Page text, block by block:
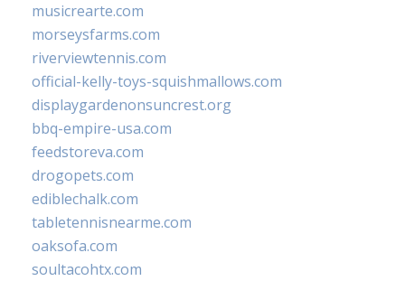
musicrearte.com
morseysfarms.com
riverviewtennis.com
official-kelly-toys-squishmallows.com
displaygardenonsuncrest.org
bbq-empire-usa.com
feedstoreva.com
drogopets.com
ediblechalk.com
tabletennisnearme.com
oaksofa.com
soultacohtx.com